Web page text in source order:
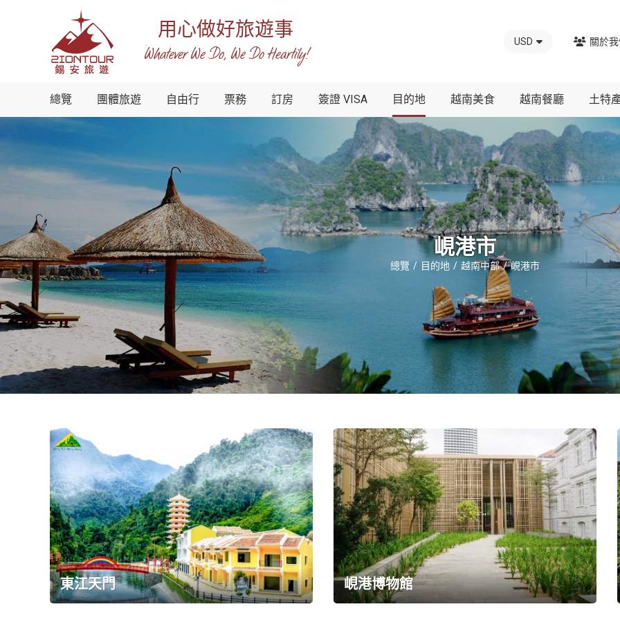
南
錫
際
-
越
南
地
社
錫
安
旅
-
您
越
南
最
好
的
合
作
夥
用心做好旅遊事
Whatever We Do, We Do Heartily!
USD 關於
總覽 團體旅遊 自由行 票務 訂房 簽證 VISA 目的地 越南美食 越南餐廳 土特
峴港市
總覽 目的地 越南中部 峴港市
東江天門 峴港博物館